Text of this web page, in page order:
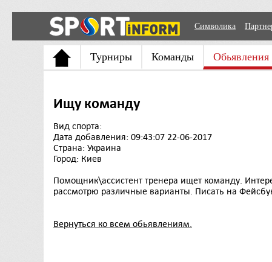
Символика
Турниры Команды Обьявления
Ищу команду
Вид спорта:
Дата добавления: 09:43:07 22-06-2017
Страна: Украина
Город: Киев
Помощник\ассистент тренера ищет команду.
рассмотрю различные варианты. Писать на
Вернуться ко всем обьявлениям.